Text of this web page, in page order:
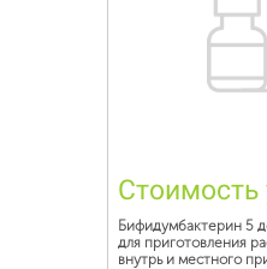
Стоимость
Бифидумбактерин 5
для приготовления
внутрь и местного